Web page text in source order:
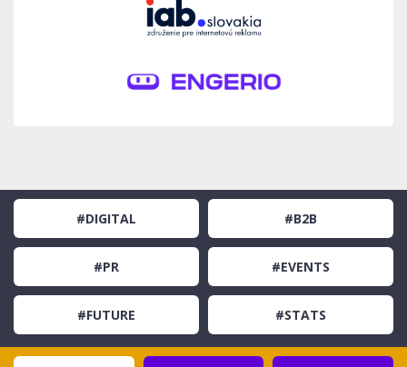
#DIGITAL #B2B
#PR #EVENTS
#FUTURE #STATS